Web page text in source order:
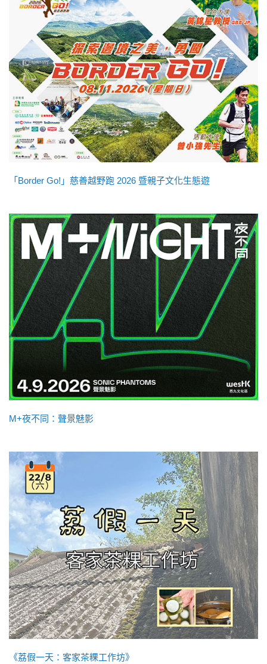
「Border Go!」慈善越野跑 2026 暨親子文化生態遊
M+夜不同：聲景魅影
《荔假一天：客家茶粿工作坊》